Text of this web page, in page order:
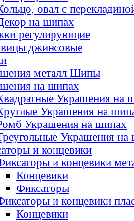
овал с
на шипах
регулирующие
джинсовые
металл Шипы
на шипах
Украшения на
Украшения на
Украшения на шипах
Украшения на
и концевики
и концевики
Концевики
Фиксаторы
и концевики
Концевики